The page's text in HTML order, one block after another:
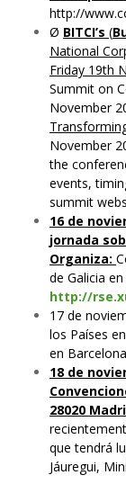
http://
Ø BITCI’s (
National
Friday 19th
Summit on
November
November
the
events,
summit
16 de
jornada
Organiza:
de Galicia
http://
17 de
los Países
en
18 de
28020
que tendrá
Jáuregui,